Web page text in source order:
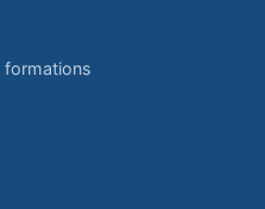
formations